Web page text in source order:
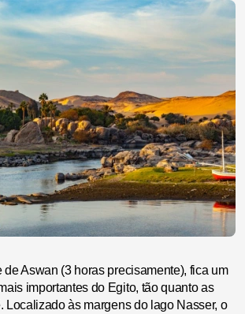
de Aswan (3 horas precisamente), fica um
importantes do Egito, tão quanto as
Localizado às margens do lago Nasser, o